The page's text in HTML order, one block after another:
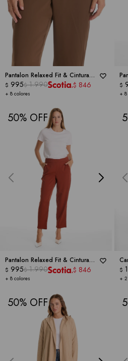
Pantalon Relaxed Fit & Cintura
Elástica Posterior -DICTIONARY
+ 8 colores
$ 995$ 1.990 $ 846
+
$
50
Pantalon Relaxed Fit & Cintura
Elástica Posterior -DICTIONARY
+ 8 colores
$ 995$ 1.990 $ 846
+
$
50